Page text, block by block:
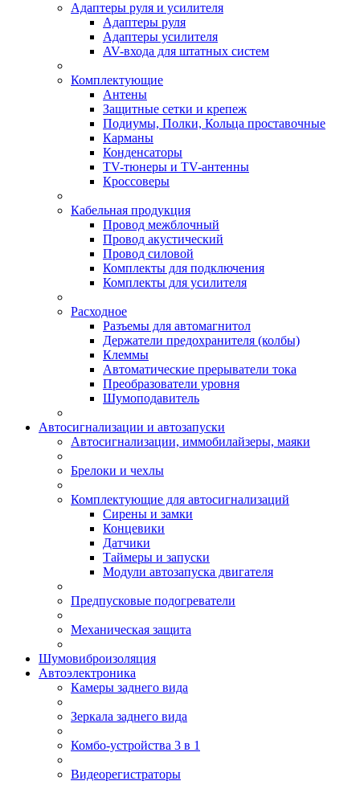
Адаптеры руля и усилителя
Адаптеры руля
Адаптеры усилителя
AV-входа для штатных систем
Комплектующие
Антены
Защитные сетки и крепеж
Подиумы, Полки, Кольца проставочные
Карманы
Конденсаторы
TV-тюнеры и TV-антенны
Кроссоверы
Кабельная продукция
Провод межблочный
Провод акустический
Провод силовой
Комплекты для подключения
Комплекты для усилителя
Расходное
Разъемы для автомагнитол
Держатели предохранителя (колбы)
Клеммы
Автоматические прерыватели тока
Преобразователи уровня
Шумоподавитель
Автосигнализации и автозапуски
Автосигнализации, иммобилайзеры, маяки
Брелоки и чехлы
Комплектующие для автосигнализаций
Сирены и замки
Концевики
Датчики
Таймеры и запуски
Модули автозапуска двигателя
Предпусковые подогреватели
Механическая защита
Шумовиброизоляция
Автоэлектроника
Камеры заднего вида
Зеркала заднего вида
Комбо-устройства 3 в 1
Видеорегистраторы